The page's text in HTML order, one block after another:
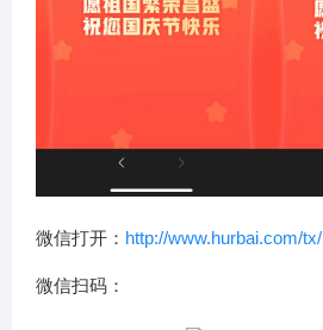
微信打开： http://www.hurbai.com/tx/
微信扫码：